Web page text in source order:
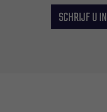
SCHRIJF U IN